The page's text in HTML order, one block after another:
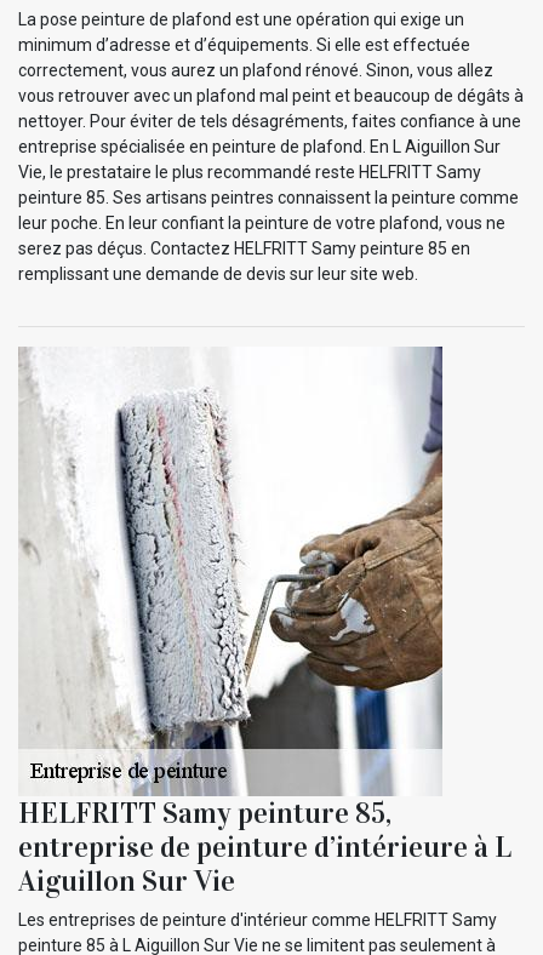
La pose peinture de plafond est une opération qui exige un
minimum d’adresse et d’équipements. Si elle est effectuée
correctement, vous aurez un plafond rénové. Sinon, vous allez
vous retrouver avec un plafond mal peint et beaucoup de dégâts à
nettoyer. Pour éviter de tels désagréments, faites confiance à une
entreprise spécialisée en peinture de plafond. En L Aiguillon Sur
Vie, le prestataire le plus recommandé reste HELFRITT Samy
peinture 85. Ses artisans peintres connaissent la peinture comme
leur poche. En leur confiant la peinture de votre plafond, vous ne
serez pas déçus. Contactez HELFRITT Samy peinture 85 en
remplissant une demande de devis sur leur site web.
HELFRITT Samy peinture 85,
entreprise de peinture d’intérieure à L
Aiguillon Sur Vie
Les entreprises de peinture d'intérieur comme HELFRITT Samy
peinture 85 à L Aiguillon Sur Vie ne se limitent pas seulement à